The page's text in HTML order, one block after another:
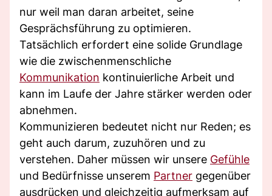
nur weil man daran arbeitet, seine
Gesprächsführung zu optimieren.
Tatsächlich erfordert eine solide Grundlage
wie die zwischenmenschliche
Kommunikation kontinuierliche Arbeit und
kann im Laufe der Jahre stärker werden oder
abnehmen.
Kommunizieren bedeutet nicht nur Reden; es
geht auch darum, zuzuhören und zu
verstehen. Daher müssen wir unsere Gefühle
und Bedürfnisse unserem Partner gegenüber
ausdrücken und gleichzeitig aufmerksam auf